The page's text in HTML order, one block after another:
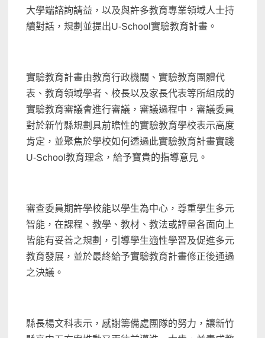
大學端諮詢請益，以及與許多教育專業領域人士持
續對話，規劃並提出U-School實驗教育計畫。
實驗教育計畫由教育行政機關、實驗教育團體代
表、教育領域學者、校長以及家長代表等所組成的
實驗教育審議會進行審議，審議過程中，審議委員
對於新竹縣規劃具前瞻性的實驗教育學校表示高度
肯定，並聚焦於學校如何透過此實驗教育計畫實踐
U-School教育理念，給予寶貴的指導意見。
審查委員期許學校能以學生為中心，尊重學生多元
智能，在課程、教學、教材、教法或評量各面向上
皆能有妥善之規劃，引導學生適性學習及促進多元
教育發展，並於最終給予實驗教育計畫修正後通過
之決議。
縣長楊文科表示，感謝籌備處團隊的努力，讓新竹